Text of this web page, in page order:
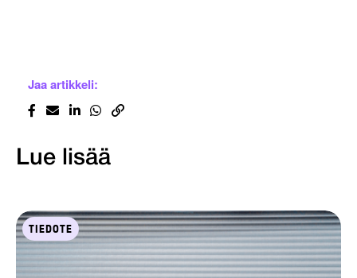
Jaa artikkeli:
Lue lisää
TIEDOTE